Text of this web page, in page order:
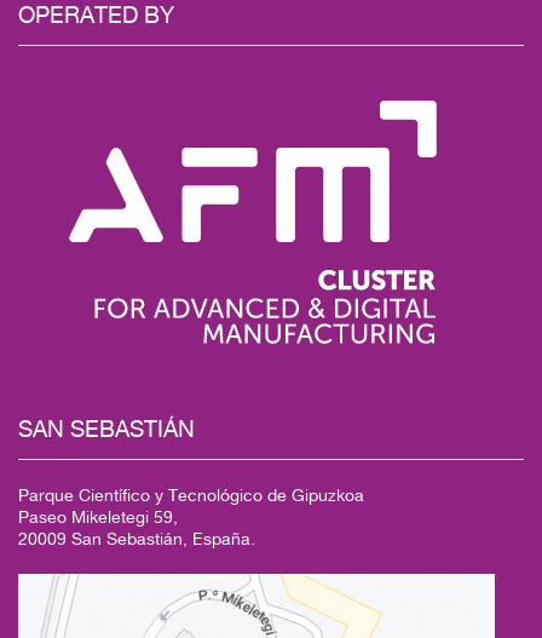
OPERATED BY
SAN SEBASTIÁN
Parque Científico y Tecnológico de Gipuzkoa
Paseo Mikeletegi 59,
20009 San Sebastián, España.